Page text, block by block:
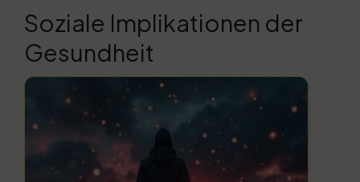
Soziale Implikationen der
Gesundheit